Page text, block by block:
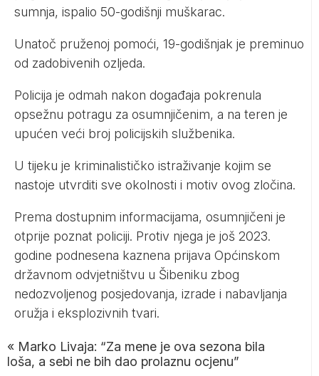
sumnja, ispalio 50-godišnji muškarac.
Unatoč pruženoj pomoći, 19-godišnjak je preminuo
od zadobivenih ozljeda.
Policija je odmah nakon događaja pokrenula
opsežnu potragu za osumnjičenim, a na teren je
upućen veći broj policijskih službenika.
U tijeku je kriminalističko istraživanje kojim se
nastoje utvrditi sve okolnosti i motiv ovog zločina.
Prema dostupnim informacijama, osumnjičeni je
otprije poznat policiji. Protiv njega je još 2023.
godine podnesena kaznena prijava Općinskom
državnom odvjetništvu u Šibeniku zbog
nedozvoljenog posjedovanja, izrade i nabavljanja
oružja i eksplozivnih tvari.
« Marko Livaja: “Za mene je ova sezona bila
loša, a sebi ne bih dao prolaznu ocjenu”